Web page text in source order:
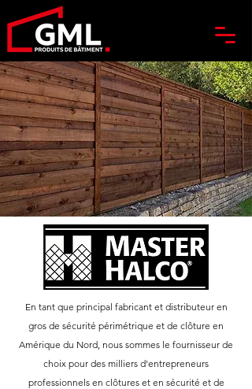
En tant que principal fabricant et distributeur en
gros de sécurité périmétrique et de clôture en
Amérique du Nord, nous sommes le fournisseur de
choix pour des milliers d'entrepreneurs
professionnels en clôtures et en sécurité et de